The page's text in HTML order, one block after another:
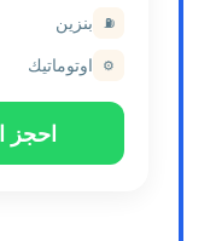
⛽ بنزين
⚙️ اوتوماتيك
احجز